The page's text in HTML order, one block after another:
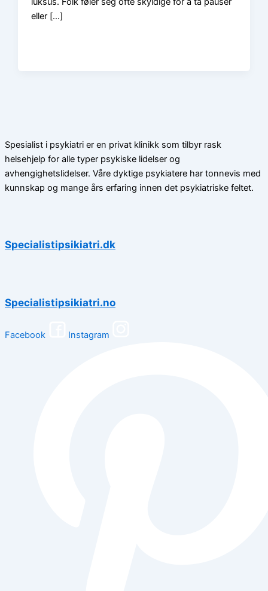
eller […]
Spesialist i psykiatri er en privat klinikk som tilbyr rask
helsehjelp for alle typer psykiske lidelser og
avhengighetslidelser. Våre dyktige psykiatere har tonnevis med
kunnskap og mange års erfaring innen det psykiatriske feltet.
Specialistipsikiatri.dk
Specialistipsikiatri.no
Facebook Instagram